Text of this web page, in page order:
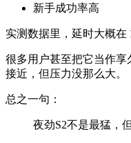
新手成功率高
实测数据里，延时大概在
很多用户甚至把它当作享
接近，但压力没那么大。
总之一句：
夜劲S2不是最猛，